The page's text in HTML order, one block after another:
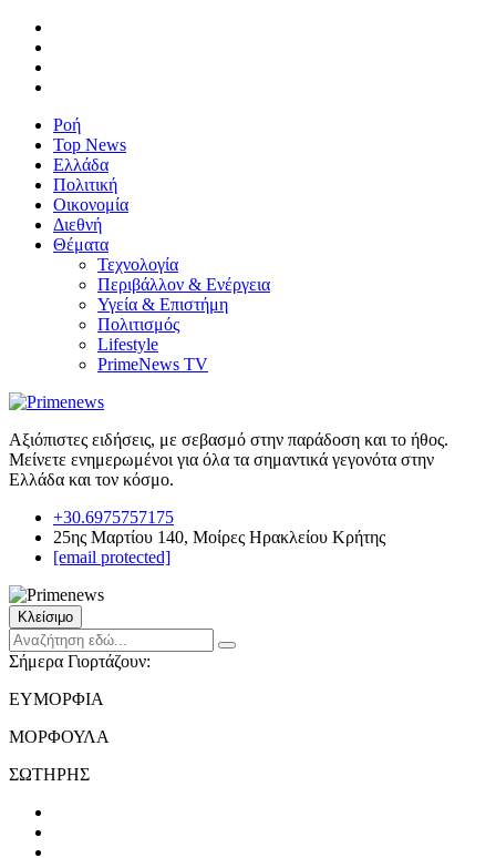
Ροή
Top News
Ελλάδα
Πολιτική
Οικονομία
Διεθνή
Θέματα
Τεχνολογία
Περιβάλλον & Ενέργεια
Υγεία & Επιστήμη
Πολιτισμός
Lifestyle
PrimeNews TV
Αξιόπιστες ειδήσεις, με σεβασμό στην παράδοση και το ήθος.
Μείνετε ενημερωμένοι για όλα τα σημαντικά γεγονότα στην
Ελλάδα και τον κόσμο.
+30.6975757175
25ης Μαρτίου 140, Μοίρες Ηρακλείου Κρήτης
[email protected]
Κλείσιμο
Σήμερα Γιορτάζουν:
ΕΥΜΟΡΦΙΑ
ΜΟΡΦΟΥΛΑ
ΣΩΤΗΡΗΣ